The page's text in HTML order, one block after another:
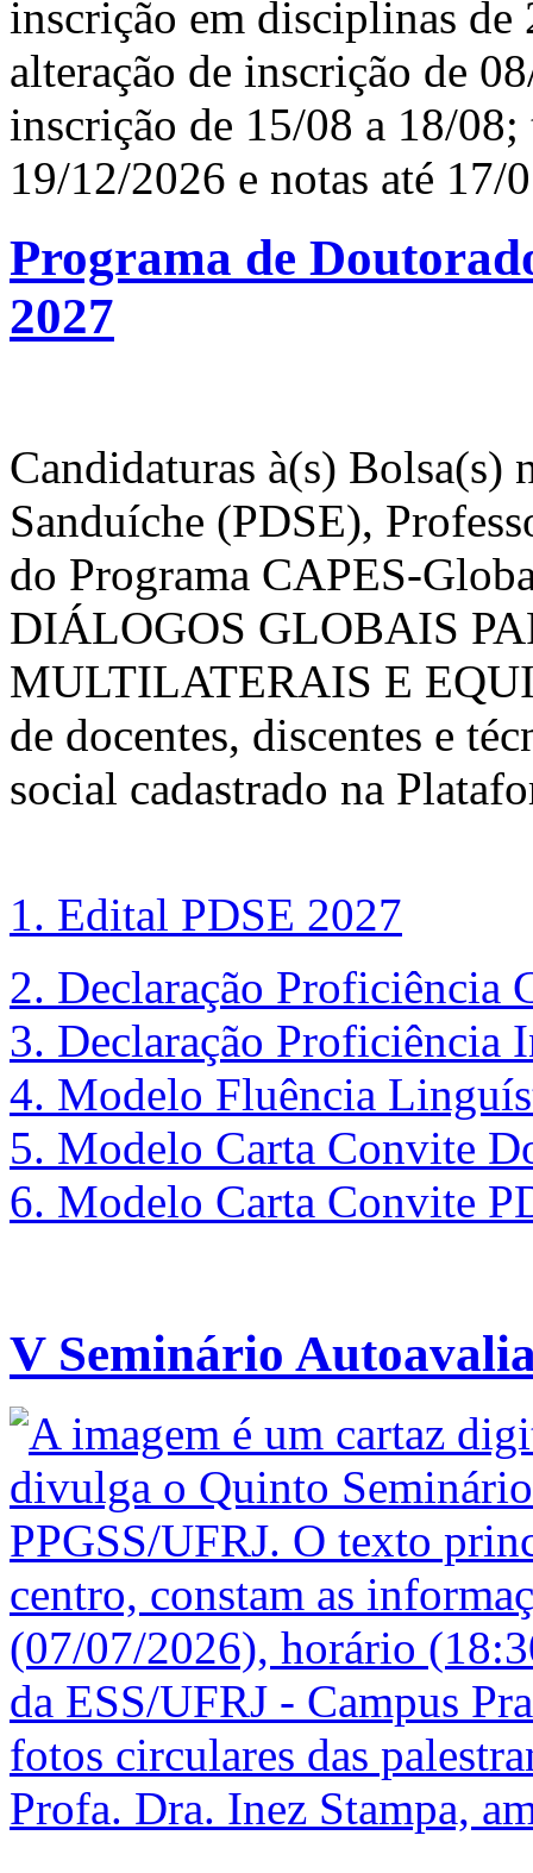
Programa de
2027
Candidaturas à(s)
Sanduíche (PDSE),
do Programa CAPES-
DIÁLOGOS GLOBAIS
MULTILATERAIS E
de docentes, discentes e
social cadastrado na
1. Edital PDSE 2027
2. Declaração Proficiência
3. Declaração Proficiência
4. Modelo Fluência
5. Modelo Carta Convite
6. Modelo Carta Convite
V Seminário